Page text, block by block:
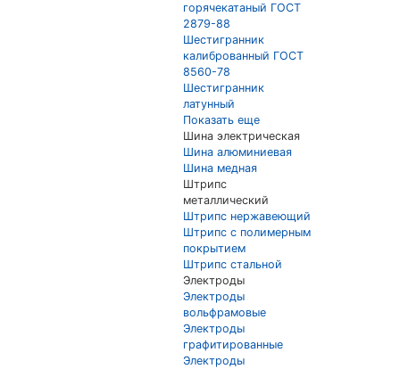
горячекатаный ГОСТ
2879-88
Шестигранник
калиброванный ГОСТ
8560-78
Шестигранник
латунный
Показать еще
Шина электрическая
Шина алюминиевая
Шина медная
Штрипс
металлический
Штрипс нержавеющий
Штрипс с полимерным
покрытием
Штрипс стальной
Электроды
Электроды
вольфрамовые
Электроды
графитированные
Электроды